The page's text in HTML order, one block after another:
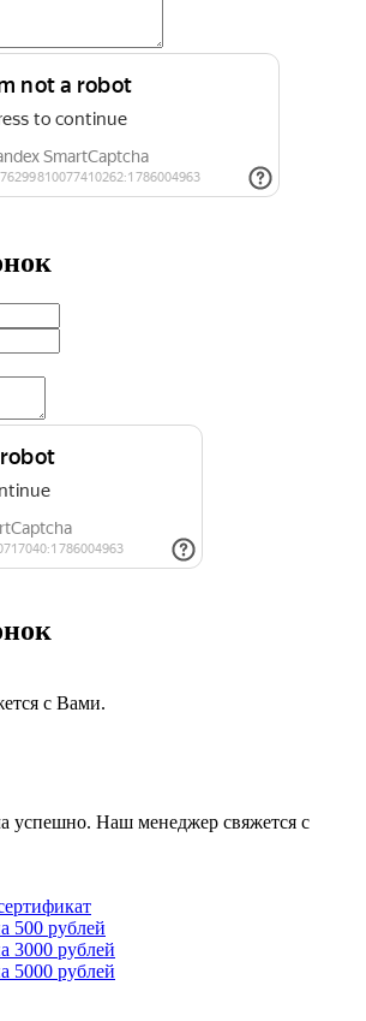
с Вами.
успешно. Наш менеджер свяжется с
500 рублей
3000 рублей
5000 рублей